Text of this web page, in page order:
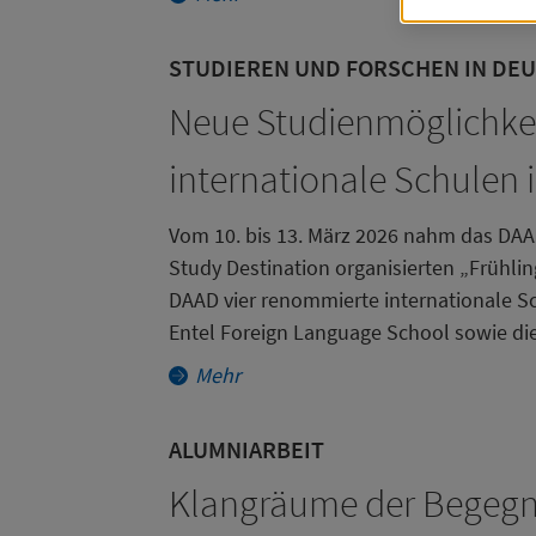
STUDIEREN UND FORSCHEN IN
Neue
internationale Schulen
Vom 10. bis 13. März 2026 nahm das
Study Destination organisierten
DAAD vier renommierte internationale
Entel Foreign Language School sowie
Mehr
ALUMNIARBEIT
Klangräume der